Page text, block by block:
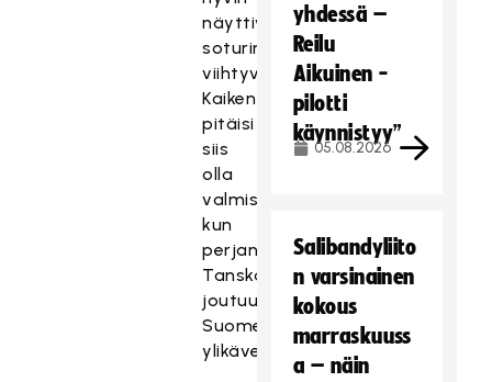
näyttivät
soturimme
viihtyvän.
Kaiken
pitäisi
siis
olla
valmista,
kun
perjantaina
Tanska
joutuu
Suomen
ylikävelemäksi.
yhdessä –
Reilu
Aikuinen -
pilotti
käynnistyy”
05.08.2026
Salibandyliito
n varsinainen
kokous
marraskuuss
a – näin